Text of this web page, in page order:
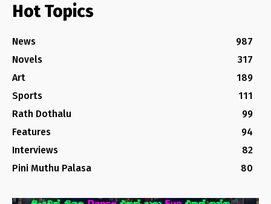
Hot Topics
News
987
Novels
317
Art
189
Sports
111
Rath Dothalu
99
Features
94
Interviews
82
Pini Muthu Palasa
80